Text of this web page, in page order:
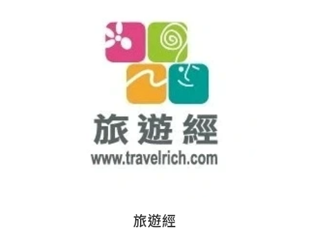
旅遊經